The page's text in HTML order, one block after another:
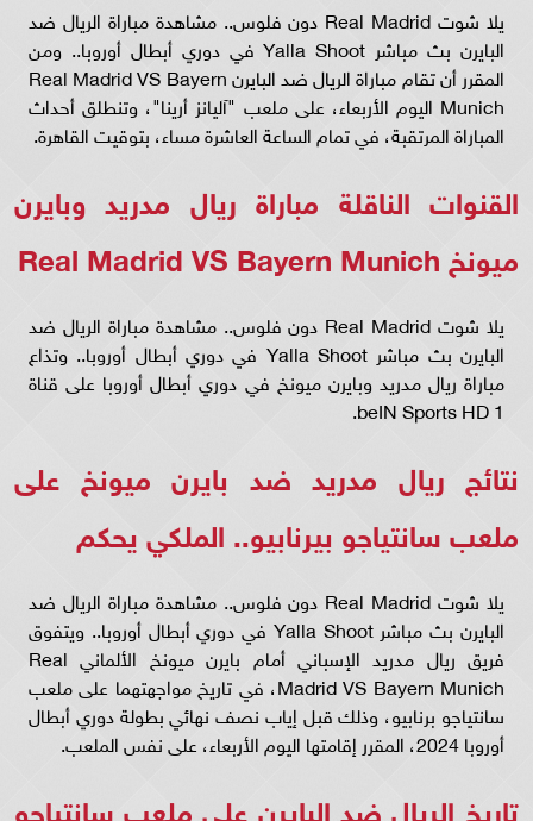
يلا شوت Real Madrid دون فلوس.. مشاهدة مباراة الريال ضد
البايرن بث مباشر Yalla Shoot في دوري أبطال أوروبا.. ومن
المقرر أن تقام مباراة الريال ضد البايرن Real Madrid VS Bayern
Munich اليوم الأربعاء، على ملعب "آليانز أرينا"، وتنطلق أحداث
المباراة المرتقبة، في تمام الساعة العاشرة مساء، بتوقيت القاهرة.
القنوات الناقلة مباراة ريال مدريد وبايرن
ميونخ Real Madrid VS Bayern Munich
يلا شوت Real Madrid دون فلوس.. مشاهدة مباراة الريال ضد
البايرن بث مباشر Yalla Shoot في دوري أبطال أوروبا.. وتذاع
مباراة ريال مدريد وبايرن ميونخ في دوري أبطال أوروبا على قناة
beIN Sports HD 1.
نتائج ريال مدريد ضد بايرن ميونخ على
ملعب سانتياجو بيرنابيو.. الملكي يحكم
يلا شوت Real Madrid دون فلوس.. مشاهدة مباراة الريال ضد
البايرن بث مباشر Yalla Shoot في دوري أبطال أوروبا.. ويتفوق
فريق ريال مدريد الإسباني أمام بايرن ميونخ الألماني Real
Madrid VS Bayern Munich، في تاريخ مواجهتهما على ملعب
سانتياجو برنابيو، وذلك قبل إياب نصف نهائي بطولة دوري أبطال
أوروبا 2024، المقرر إقامتها اليوم الأربعاء، على نفس الملعب.
تاريخ الريال ضد البايرن على ملعب سانتياجو